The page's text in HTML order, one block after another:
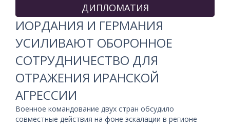
ДИПЛОМАТИЯ
ИОРДАНИЯ И ГЕРМАНИЯ
УСИЛИВАЮТ ОБОРОННОЕ
СОТРУДНИЧЕСТВО ДЛЯ
ОТРАЖЕНИЯ ИРАНСКОЙ
АГРЕССИИ
Военное командование двух стран обсудило
совместные действия на фоне эскалации в регионе